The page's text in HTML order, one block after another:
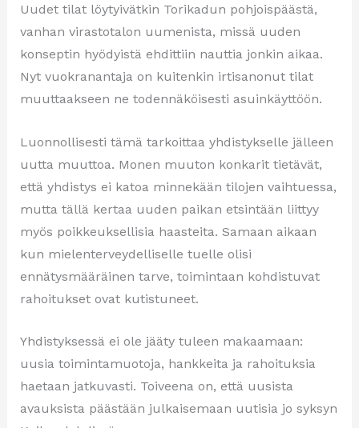
Uudet tilat löytyivätkin Torikadun pohjoispäästä,
vanhan virastotalon uumenista, missä uuden
konseptin hyödyistä ehdittiin nauttia jonkin aikaa.
Nyt vuokranantaja on kuitenkin irtisanonut tilat
muuttaakseen ne todennäköisesti asuinkäyttöön.
Luonnollisesti tämä tarkoittaa yhdistykselle jälleen
uutta muuttoa. Monen muuton konkarit tietävät,
että yhdistys ei katoa minnekään tilojen vaihtuessa,
mutta tällä kertaa uuden paikan etsintään liittyy
myös poikkeuksellisia haasteita. Samaan aikaan
kun mielenterveydelliselle tuelle olisi
ennätysmääräinen tarve, toimintaan kohdistuvat
rahoitukset ovat kutistuneet.
Yhdistyksessä ei ole jääty tuleen makaamaan:
uusia toimintamuotoja, hankkeita ja rahoituksia
haetaan jatkuvasti. Toiveena on, että uusista
avauksista päästään julkaisemaan uutisia jo syksyn